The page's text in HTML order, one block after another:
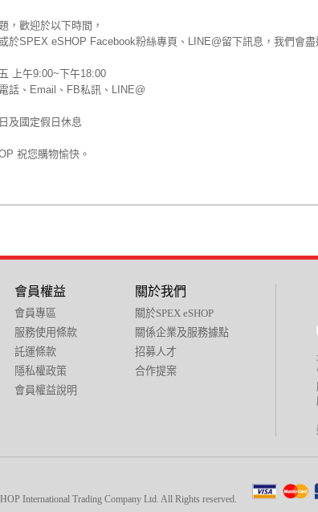
，歡迎於以下時間，
於SPEX eSHOP Facebook粉絲專頁、LINE@留下訊息，我們會盡
上午9:00~下午18:00
話、Email、FB私訊、LINE@
及國定假日休息
祝您購物愉快。
會員權益
會員專區
服務使用條款
託運條款
隱私權政策
會員權益說明
關於我們
關於SPEX eSHOP
關係企業及服務據點
招募人才
合作提案
International Trading Company Ltd. All Rights reserved.